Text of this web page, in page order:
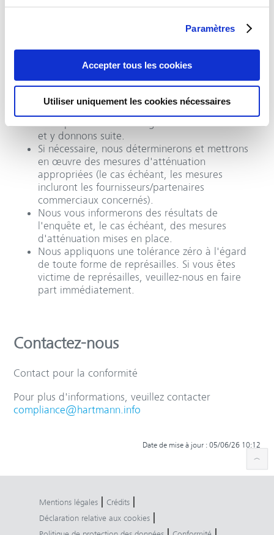
Paramètres
Accepter tous les cookies
Utiliser uniquement les cookies nécessaires
tous. Les signalements peuvent être effectués
L’équité et la protection des lanceurs d’alerte
Nous traiterons votre signalement de manière
indépendante, objective, dans des délais
appropriés et dans la plus stricte confidentialité.
Dès réception de votre signalement, nous en
accuserons réception dans les sept jours.
Nous prenons tous les signalements au sérieux
et y donnons suite.
Si nécessaire, nous déterminerons et mettrons
en œuvre des mesures d'atténuation
appropriées (le cas échéant, les mesures
incluront les fournisseurs/partenaires
commerciaux concernés).
Nous vous informerons des résultats de
l'enquête et, le cas échéant, des mesures
d'atténuation mises en place.
Nous appliquons une tolérance zéro à l'égard
de toute forme de représailles. Si vous êtes
victime de représailles, veuillez-nous en faire
part immédiatement.
Contactez-nous
Contact pour la conformité
Pour plus d'informations, veuillez contacter
compliance@hartmann.info
Date de mise à jour : 05/06/26 10:12
Mentions légales Crédits
Déclaration relative aux cookies